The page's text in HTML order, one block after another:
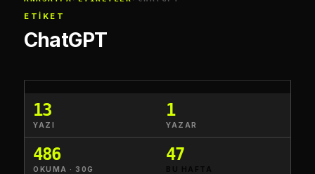
ETİKET
ChatGPT
13
YAZI
1
YAZAR
486
OKUMA · 30G
47
BU HAFTA